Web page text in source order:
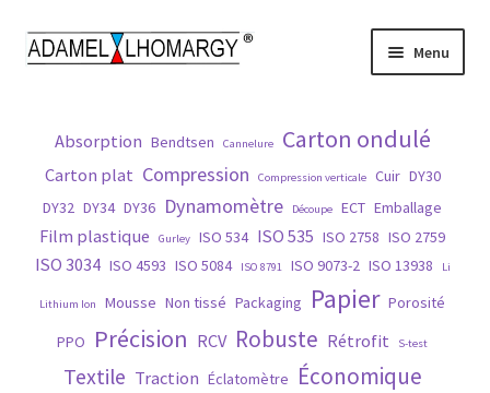
Aller
à
Aller
au
Menu
Histoire
Matières
Normes
Absorption Bendtsen Cannelure Carton ondulé
Carton plat Compression Compression verticale Cuir DY30
DY32 DY34 DY36 Dynamomètre Découpe ECT Emballage
Film plastique Gurley ISO 534 ISO 535 ISO 2758 ISO 2759
ISO 3034 ISO 4593 ISO 5084 ISO 8791 ISO 9073-2 ISO 13938 Li
Lithium Ion Mousse Non tissé Packaging Papier Porosité
PPO
Précision RCV Robuste Rétrofit S-test
Textile Traction Éclatomètre Économique